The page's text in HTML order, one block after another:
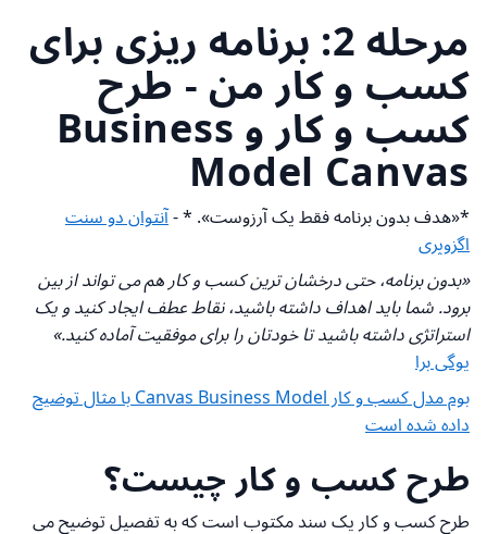
مرحله 2: برنامه ریزی برای
کسب و کار من - طرح
کسب و کار و Business
Model Canvas
*«هدف بدون برنامه فقط یک آرزوست». * -آنتوان دو سنت
اگزوپری
«بدون برنامه، حتی درخشان ترین کسب و کار هم می تواند از بین
برود. شما باید اهداف داشته باشید، نقاط عطف ایجاد کنید و یک
استراتژی داشته باشید تا خودتان را برای موفقیت آماده کنید.»
یوگی برا
بوم مدل کسب و کار Canvas Business Model با مثال توضیح
داده شده است
طرح کسب و کار چیست؟
طرح کسب و کار یک سند مکتوب است که به تفصیل توضیح می